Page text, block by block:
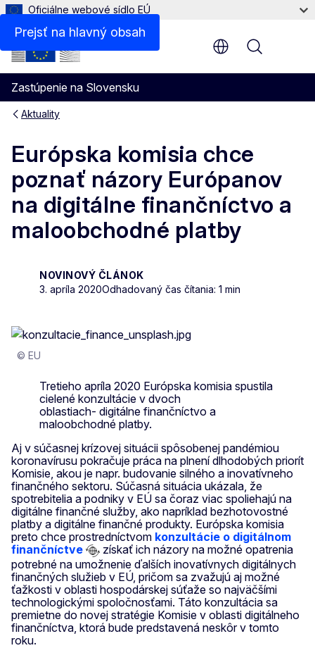
Prejsť na hlavný obsah
Oficiálne webové sídlo EÚ
Zastúpenie na Slovensku
Menu
Aktuality
Európska komisia chce
poznať názory Európanov
na digitálne finančníctvo a
maloobchodné platby
NOVINOVÝ ČLÁNOK
3. apríla 2020Odhadovaný čas čítania: 1 min
© EU
Tretieho apríla 2020 Európska komisia spustila
cielené konzultácie v dvoch
oblastiach- digitálne finančníctvo a
maloobchodné platby.
Aj v súčasnej krízovej situácii spôsobenej pandémiou
koronavírusu pokračuje práca na plnení dlhodobých priorít
Komisie, akou je napr. budovanie silného a inovatívneho
finančného sektoru. Súčasná situácia ukázala, že
spotrebitelia a podniky v EÚ sa čoraz viac spoliehajú na
digitálne finančné služby, ako napríklad bezhotovostné
platby a digitálne finančné produkty. Európska komisia
preto chce prostredníctvom konzultácie o digitálnom
finančníctve
získať ich názory na možné opatrenia
potrebné na umožnenie ďalších inovatívnych digitálnych
finančných služieb v EÚ, pričom sa zvažujú aj možné
ťažkosti v oblasti hospodárskej súťaže so najväčšími
technologickými spoločnosťami. Táto konzultácia sa
premietne do novej stratégie Komisie v oblasti digitálneho
finančníctva, ktorá bude predstavená neskôr v tomto
roku.